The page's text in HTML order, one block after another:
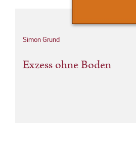
Simon Grund
Exzess ohne Boden